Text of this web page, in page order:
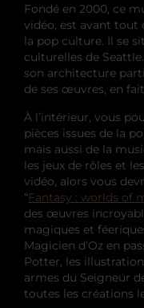
Fondé en 2000, ce
vidéo, est avant tout
la pop culture. Il se
culturelles de
son architecture
de ses œuvres, en
À l’intérieur, vous
pièces issues de la
mais aussi de la
les jeux de rôles et
vidéo, alors vous
“Fantasy : worlds of
des œuvres
magiques et
Magicien d’Oz en
Potter, les
armes du Seigneur
toutes les créations